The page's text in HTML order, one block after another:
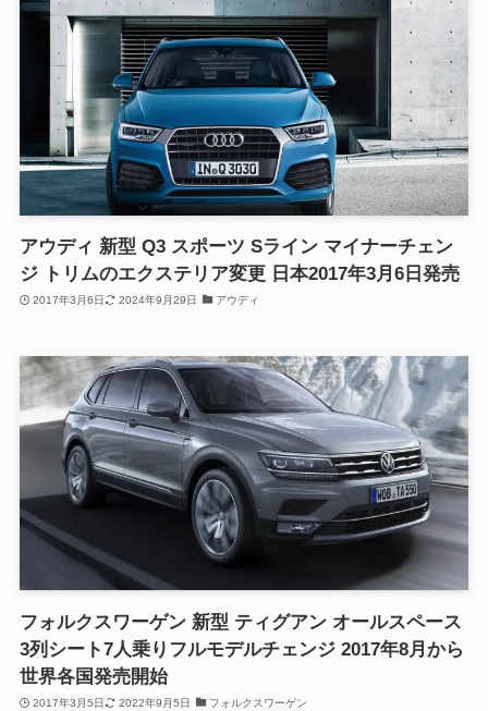
アウディ 新型 Q3 スポーツ Sライン マイナーチェン
ジ トリムのエクステリア変更 日本2017年3月6日発売
2017年3月6日 2024年9月29日 アウディ
フォルクスワーゲン 新型 ティグアン オールスペース
3列シート7人乗りフルモデルチェンジ 2017年8月から
世界各国発売開始
2017年3月5日 2022年9月5日 フォルクスワーゲン